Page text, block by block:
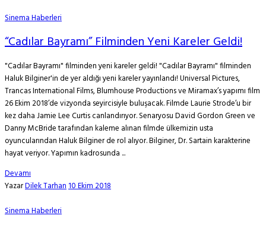
Sinema Haberleri
“Cadılar Bayramı” Filminden Yeni Kareler Geldi!
"Cadılar Bayramı" filminden yeni kareler geldi! "Cadılar Bayramı" filminden
Haluk Bilginer'in de yer aldığı yeni kareler yayınlandı! Universal Pictures,
Trancas International Films, Blumhouse Productions ve Miramax’s yapımı film
26 Ekim 2018’de vizyonda seyircisiyle buluşacak. Filmde Laurie Strode’u bir
kez daha Jamie Lee Curtis canlandırıyor. Senaryosu David Gordon Green ve
Danny McBride tarafından kaleme alınan filmde ülkemizin usta
oyuncularından Haluk Bilginer de rol alıyor. Bilginer, Dr. Sartain karakterine
hayat veriyor. Yapımın kadrosunda ...
Devamı
YazarDilek Tarhan10 Ekim 2018
Sinema Haberleri